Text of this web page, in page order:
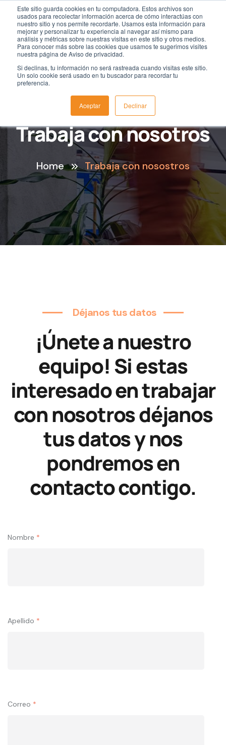
Este sitio guarda cookies en tu computadora. Estos archivos son
usados para recolectar información acerca de cómo interactúas con
nuestro sitio y nos permite recordarte. Usamos esta información para
mejorar y personalizar tu experiencia al navegar así mismo para
análisis y métricas sobre nuestras visitas en este sitio y otros medios.
Para conocer más sobre las cookies que usamos te sugerimos visites
nuestra página de Aviso de privacidad.
Si declinas, tu información no será rastreada cuando visitas este sitio.
Un solo cookie será usado en tu buscador para recordar tu
preferencia.
Aceptar Declinar
Trabaja con nosotros
Home Trabaja con nosostros
Déjanos tus datos
¡Únete a nuestro
equipo! Si estas
interesado en trabajar
con nosotros déjanos
tus datos y nos
pondremos en
contacto contigo.
Nombre *
Apellido *
Correo *